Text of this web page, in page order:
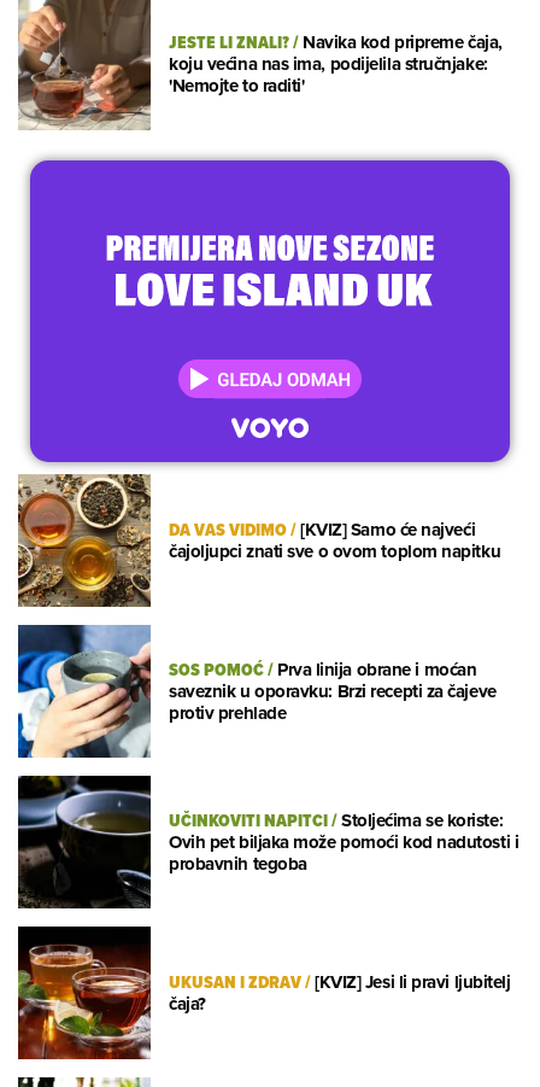
JESTE LI ZNALI?/Navika kod pripreme čaja,
koju većina nas ima, podijelila stručnjake:
'Nemojte to raditi'
DA VAS VIDIMO/[KVIZ] Samo će najveći
čajoljupci znati sve o ovom toplom napitku
SOS POMOĆ/Prva linija obrane i moćan
saveznik u oporavku: Brzi recepti za čajeve
protiv prehlade
UČINKOVITI NAPITCI/Stoljećima se koriste:
Ovih pet biljaka može pomoći kod nadutosti i
probavnih tegoba
UKUSAN I ZDRAV/[KVIZ] Jesi li pravi ljubitelj
čaja?